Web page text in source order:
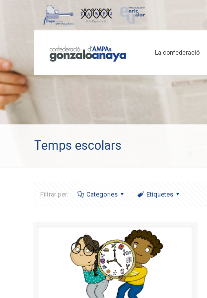
La confederació
Temps escolars
Filtrar per: Categories Etiquetes